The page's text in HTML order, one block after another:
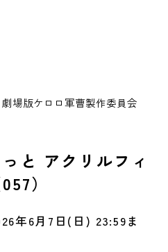
場版ケロロ軍曹製作委員会
と アクリルフィ
）
年6月7日(日) 23:59ま